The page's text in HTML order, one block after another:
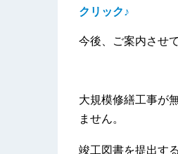
クリック♪
今後、ご案内させ
大規模修繕工事が
ません。
竣工図書を提出す